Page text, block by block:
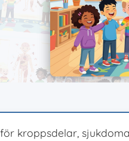
kroppsdelar,